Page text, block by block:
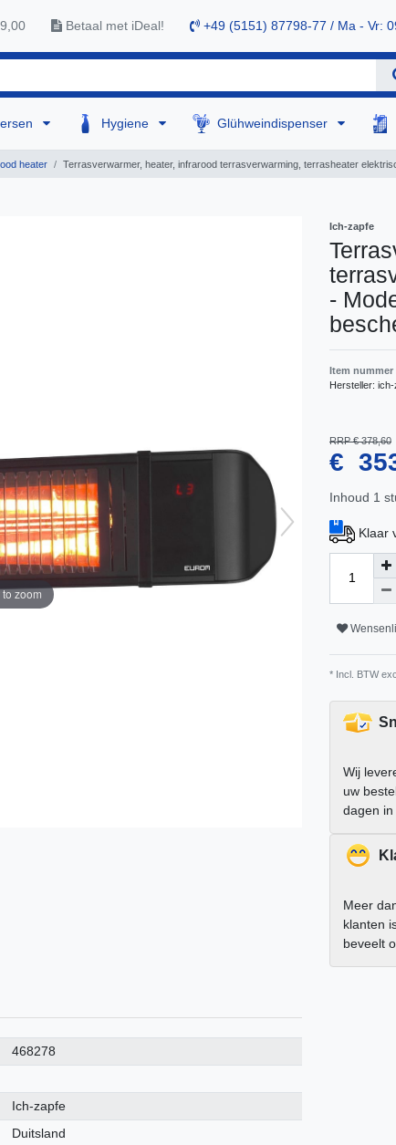
Betaal met iDeal! +49 (5151) 87798-77 / Ma - Vr:
Hygiene Glühweindispenser
heater Terrasverwarmer, heater, infrarood terrasverwarming, terrasheater
zoom
468278
Ich-zapfe
Duitsland
Ich-zapfe
-
Item nummer
Hersteller: ich-
RRP € 378,60
€
Inhoud 1
Klaar
* Incl. BTW
Wij
uw
dagen
Meer
klanten
beveelt